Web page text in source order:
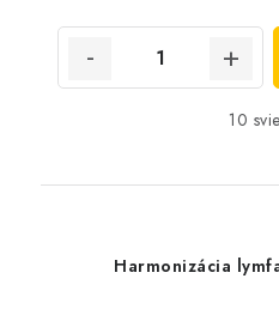
10
Harmonizácia